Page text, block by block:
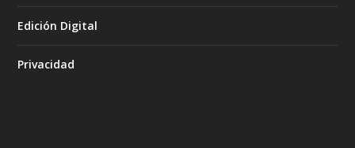
Edición Digital
Privacidad